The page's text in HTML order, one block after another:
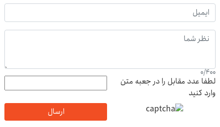
0/400
لطفا عدد مقابل را در جعبه متن
وارد کنید
ارسال